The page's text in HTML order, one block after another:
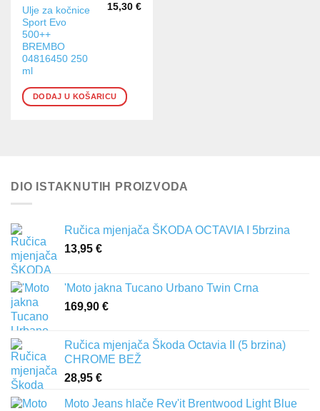
Ulje za kočnice
Sport Evo
500++
BREMBO
04816450 250
ml
15,30 €
DODAJ U KOŠARICU
DIO ISTAKNUTIH PROIZVODA
Ručica mjenjača ŠKODA OCTAVIA I 5brzina
13,95 €
'Moto jakna Tucano Urbano Twin Crna
169,90 €
Ručica mjenjača Škoda Octavia II (5 brzina)
CHROME BEŽ
28,95 €
Moto Jeans hlače Rev'it Brentwood Light Blue